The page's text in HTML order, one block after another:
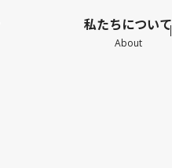
私たちについて
About